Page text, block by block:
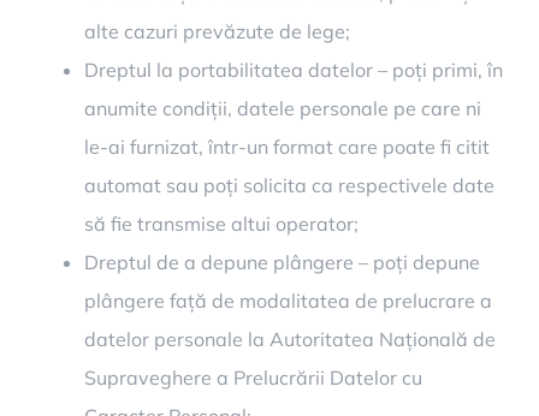
alte cazuri prevăzute de lege;
Dreptul la portabilitatea datelor – poți primi, în
anumite condiții, datele personale pe care ni
le-ai furnizat, într-un format care poate fi citit
automat sau poți solicita ca respectivele date
să fie transmise altui operator;
Dreptul de a depune plângere – poți depune
plângere față de modalitatea de prelucrare a
datelor personale la Autoritatea Națională de
Supraveghere a Prelucrării Datelor cu